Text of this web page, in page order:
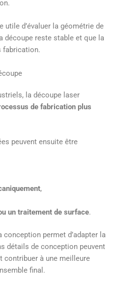
utile d’évaluer la géométrie de
découpe reste stable et que la
fabrication.
la découpe laser
de fabrication plus
peuvent ensuite être
,
un traitement de surface.
permet d’adapter la
détails de conception peuvent
contribuer à une meilleure
final.